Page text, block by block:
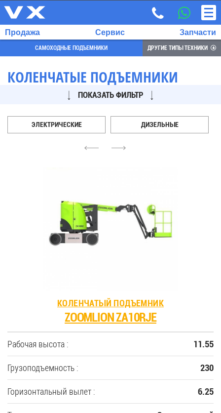
RU
EN
Сферы применения
Запчасти
Услуги
О компании
Продажа Сервис Запчасти
САМОХОДНЫЕ ПОДЪЕМНИКИ ДРУГИЕ ТИПЫ ТЕХНИКИ
КОЛЕНЧАТЫЕ ПОДЪЕМНИКИ
4
ЭЛЕКТРИЧЕСКИЕ ДИЗЕЛЬНЫЕ
6
ПОКАЗАТЬ ФИЛЬТР
КОЛЕНЧАТЫЙ ПОДЪЕМНИК
ZOOMLION ZA10RJE
Рабочая высота : 11.55
Грузоподъемность : 230
Горизонтальный вылет : 6.25